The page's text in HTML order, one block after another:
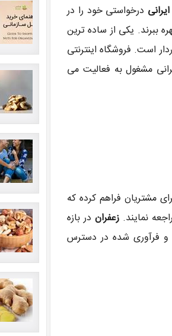
درخواستی خود را در
ببرند. یکی از ساده ترین
است. فروشگاه اینترنتی
مشغول به فعالیت می
مشتریان فراهم کرده که
نمایند.زعفران در بازه
فرآوری شده در دسترس